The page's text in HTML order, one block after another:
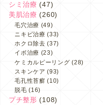
シミ治療 (47)
美肌治療 (260)
毛穴治療 (49)
ニキビ治療 (33)
ホクロ除去 (37)
イボ治療 (23)
ケミカルピーリング (28)
スキンケア (93)
毛孔性苔癬 (10)
脱毛 (16)
プチ整形 (108)